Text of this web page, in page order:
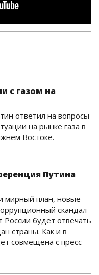
с газом на
ответил на вопросы
на рынке газа в
Востоке.
Путина
мирный план, новые
скандал
России будет отвечать
страны. Как и в
совмещена с пресс-